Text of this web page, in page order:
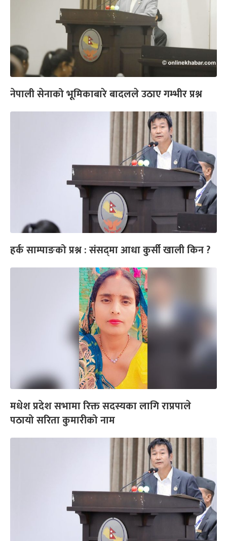
नेपाली सेनाको भूमिकाबारे बादलले उठाए गम्भीर प्रश्न
हर्क साम्पाङको प्रश्न : संसद्‌मा आधा कुर्सी खाली किन ?
मधेश प्रदेश सभामा रिक्त सदस्यका लागि राप्रपाले
पठायो सरिता कुमारीको नाम